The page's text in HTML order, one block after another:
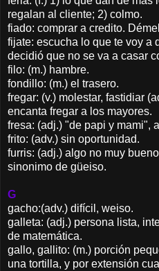
regalan al cliente; 2) colmo.
fiado: comprar a credito.
fijate: escucha lo que te voy a
decidió que no se va a casar
filo: (m.) hambre.
fondillo: (m.) el trasero.
fregar: (v.) molestar, fastidiar
encanta fregar a los mayores.
fresa: (adj.) "de papi y mami",
frito: (adv.) sin oportunidad.
furris: (adj.) algo no muy
sinonimo de güeiso.
G
gacho:(adv.) difícil, weiso.
galleta: (adj.) persona lista,
de matemática.
gallo, gallito: (m.) porción
una tortilla, y por extensión